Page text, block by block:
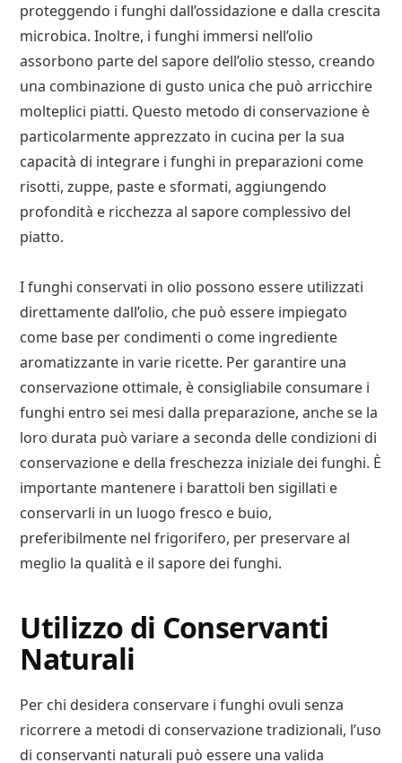
proteggendo i funghi dall’ossidazione e dalla crescita
microbica. Inoltre, i funghi immersi nell’olio
assorbono parte del sapore dell’olio stesso, creando
una combinazione di gusto unica che può arricchire
molteplici piatti. Questo metodo di conservazione è
particolarmente apprezzato in cucina per la sua
capacità di integrare i funghi in preparazioni come
risotti, zuppe, paste e sformati, aggiungendo
profondità e ricchezza al sapore complessivo del
piatto.
I funghi conservati in olio possono essere utilizzati
direttamente dall’olio, che può essere impiegato
come base per condimenti o come ingrediente
aromatizzante in varie ricette. Per garantire una
conservazione ottimale, è consigliabile consumare i
funghi entro sei mesi dalla preparazione, anche se la
loro durata può variare a seconda delle condizioni di
conservazione e della freschezza iniziale dei funghi. È
importante mantenere i barattoli ben sigillati e
conservarli in un luogo fresco e buio,
preferibilmente nel frigorifero, per preservare al
meglio la qualità e il sapore dei funghi.
Utilizzo di Conservanti
Naturali
Per chi desidera conservare i funghi ovuli senza
ricorrere a metodi di conservazione tradizionali, l’uso
di conservanti naturali può essere una valida